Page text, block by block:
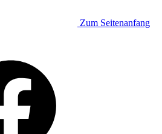
Zum Seitenanfang